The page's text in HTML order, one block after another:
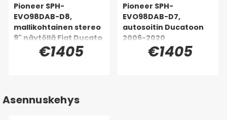
Pioneer SPH-
EVO98DAB-D8,
mallikohtainen stereo
9" näytöllä Fiat Ducato
€1405
Pioneer SPH-
EVO98DAB-D7,
autosoitin Ducatoon
2006-2020
€1405
Asennuskehys